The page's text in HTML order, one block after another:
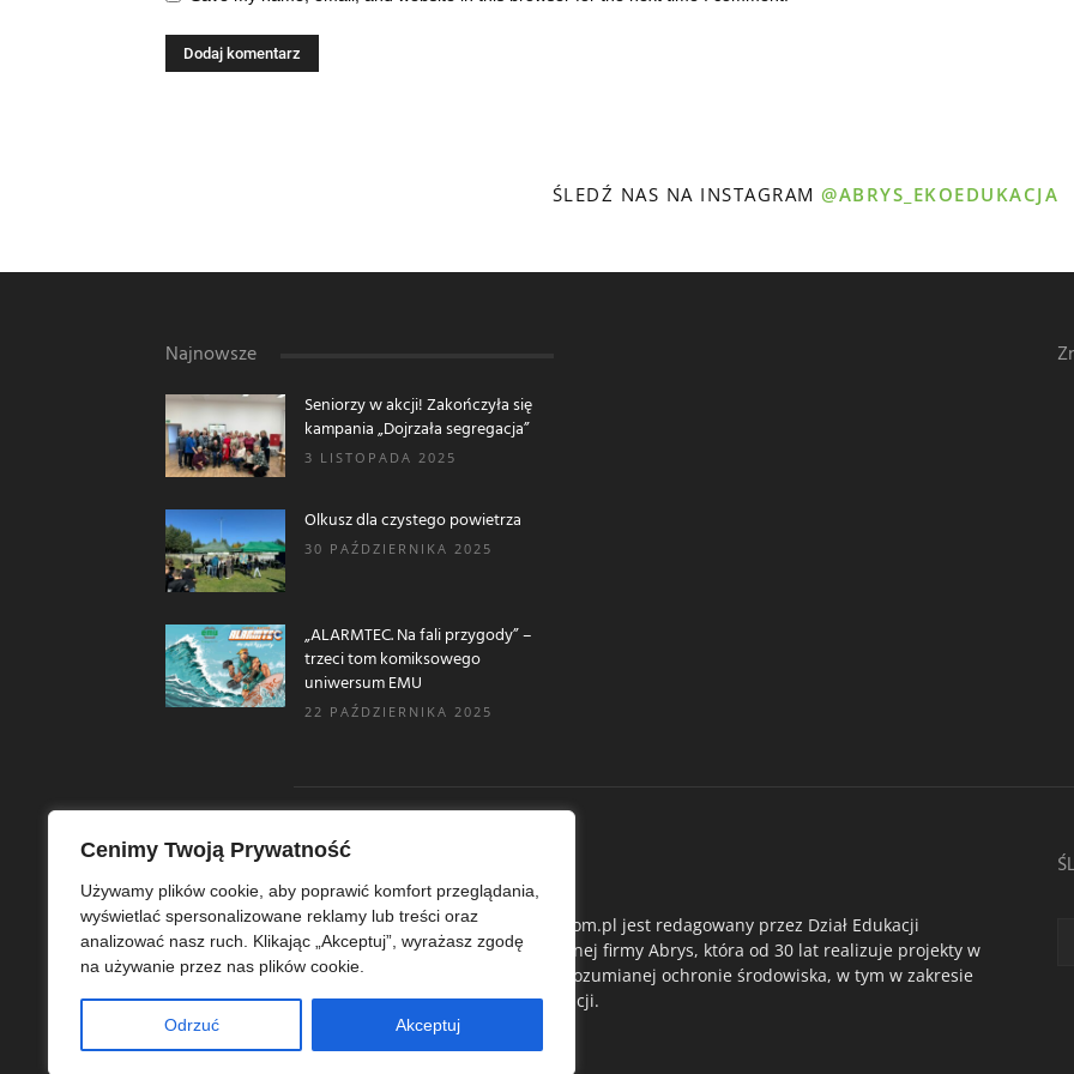
Cenimy Twoją Prywatność
Używamy plików cookie, aby poprawić komfort przeglądania,
wyświetlać spersonalizowane reklamy lub treści oraz
analizować nasz ruch. Klikając „Akceptuj”, wyrażasz zgodę
na używanie przez nas plików cookie.
Odrzuć Akceptuj
ŚLEDŹ NAS NA INSTAGRAM@ABRYS_EKOEDUKACJA
Najnowsze
Seniorzy w akcji! Zakończyła się
kampania „Dojrzała segregacja”
3 LISTOPADA 2025
Olkusz dla czystego powietrza
30 PAŹDZIERNIKA 2025
„ALARMTEC. Na fali przygody” –
trzeci tom komiksowego
uniwersum EMU
22 PAŹDZIERNIKA 2025
Ekoedu.com.pl jest redagowany przez Dział Edukacji
Ekologicznej firmy Abrys, która od 30 lat realizuje projekty w
szeroko rozumianej ochronie środowiska, w tym w zakresie
ekoedukacji.